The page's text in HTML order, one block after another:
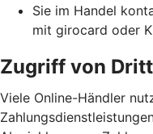
Sie im Handel
mit girocard oder
Zugriff von
Viele Online-Händler